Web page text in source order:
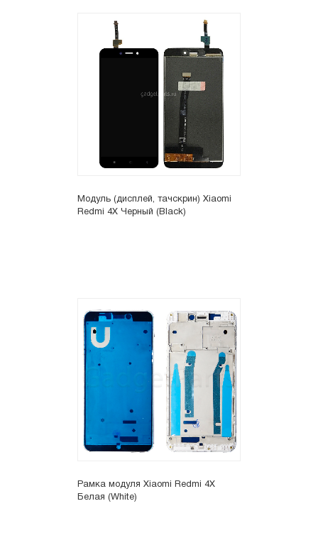
Модуль (дисплей, тачскрин) Xiaomi
Redmi 4X Черный (Black)
Рамка модуля Xiaomi Redmi 4X
Белая (White)